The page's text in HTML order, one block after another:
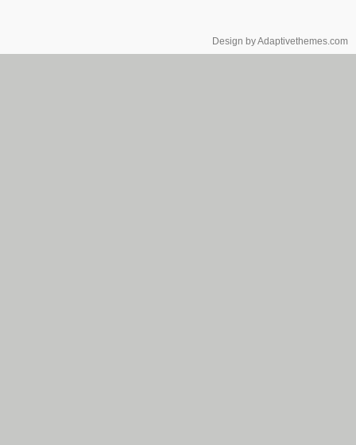
Design by Adaptivethemes.com